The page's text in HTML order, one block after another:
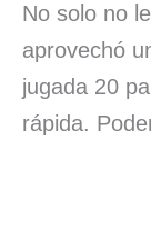
No solo no
aprovechó
jugada 20
rápida.